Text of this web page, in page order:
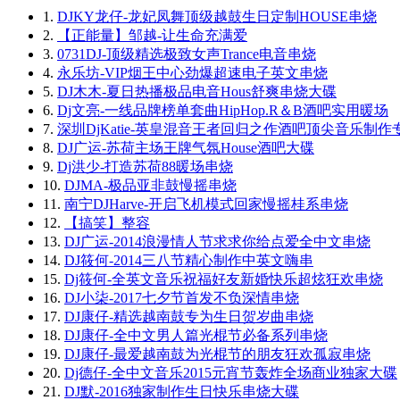
1. DJKY龙仔-龙妃凤舞顶级越鼓生日定制HOUSE串烧
2.
【正能量】邹越-让生命充满爱
3. 0731DJ-顶级精选极致女声Trance电音串烧
4. 永乐坊-VIP烟王中心劲爆超速电子英文串烧
5. DJ木木-夏日热播极品电音Hous舒爽串烧大碟
6. Dj文亮-一线品牌榜单套曲HipHop.R＆B酒吧实用暖场
7. 深圳DjKatie-英皇混音王者回归之作酒吧顶尖音乐制作
8. DJ广运-苏荷主场王牌气氛House酒吧大碟
9. Dj洪少-打造苏荷88暖场串烧
10. DJMA-极品亚非鼓慢摇串烧
11. 南宁DJHarve-开启飞机模式回家慢摇桂系串烧
12.
【搞笑】整容
13. DJ广运-2014浪漫情人节求求你给点爱全中文串烧
14. DJ筱何-2014三八节精心制作中英文嗨串
15. Dj筱何-全英文音乐祝福好友新婚快乐超炫狂欢串烧
16. DJ小柒-2017七夕节首发不负深情串烧
17. DJ康仔-精选越南鼓专为生日贺岁曲串烧
18. DJ康仔-全中文男人篇光棍节必备系列串烧
19. DJ康仔-最爱越南鼓为光棍节的朋友狂欢孤寂串烧
20. Dj德仔-全中文音乐2015元宵节轰炸全场商业独家大碟
21. DJ默-2016独家制作生日快乐串烧大碟